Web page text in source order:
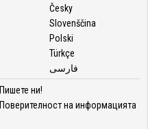
Česky
Slovenščina
Polski
Türkçe
فارسی
Пишете ни!
Поверителност на информацията